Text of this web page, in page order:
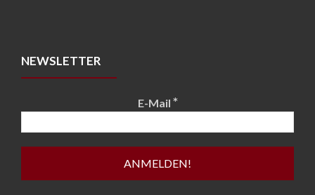
NEWSLETTER
E-Mail *